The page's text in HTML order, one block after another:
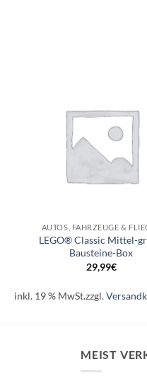
AUTOS, FAHRZEUGE &
LEGO® Classic Mittel-
Bausteine-Box
29,99€
inkl. 19 % MwSt.zzgl.
MEIST